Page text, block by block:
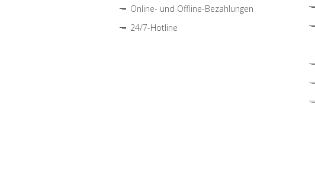
Online- und Offline-Bezahlungen
24/7-Hotline